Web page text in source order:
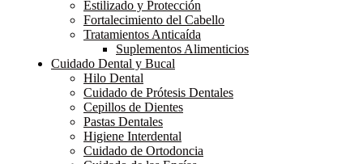
Estilizado y Protección
Fortalecimiento del Cabello
Tratamientos Anticaída
Suplementos Alimenticios
Cuidado Dental y Bucal
Hilo Dental
Cuidado de Prótesis Dentales
Cepillos de Dientes
Pastas Dentales
Higiene Interdental
Cuidado de Ortodoncia